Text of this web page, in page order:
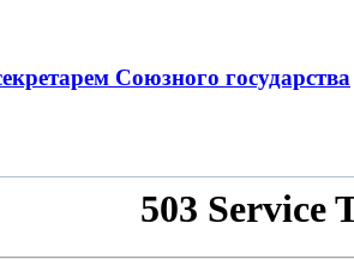
Союзного государства